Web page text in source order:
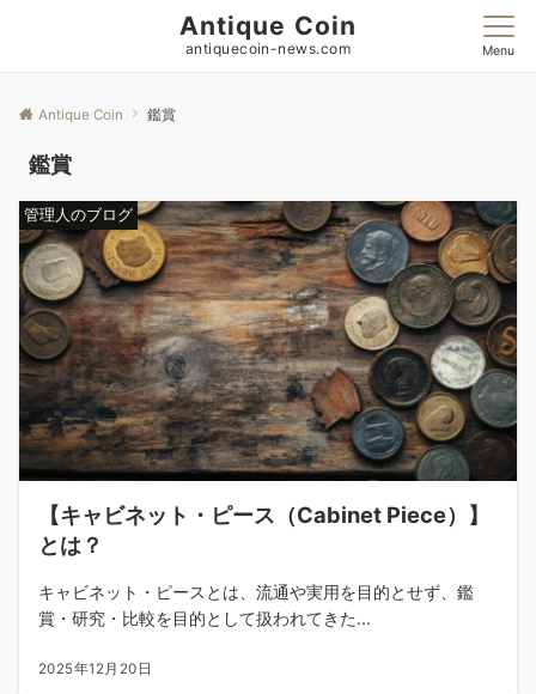
Antique Coin
antiquecoin-news.com Menu
Antique Coin 鑑賞
鑑賞
管理人のブログ
【キャビネット・ピース（Cabinet Piece）】
とは？
キャビネット・ピースとは、流通や実用を目的とせず、鑑
賞・研究・比較を目的として扱われてきた...
2025年12月20日